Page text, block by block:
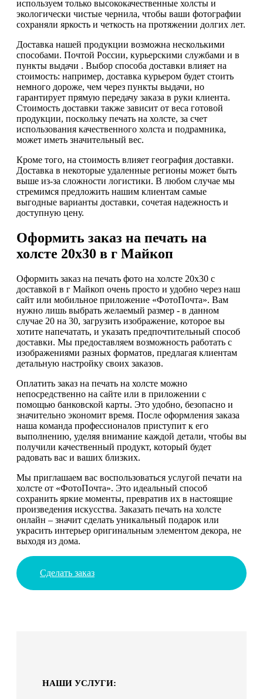
используем только высококачественные холсты и
экологически чистые чернила, чтобы ваши фотографии
сохраняли яркость и четкость на протяжении долгих лет.
Доставка нашей продукции возможна несколькими
способами. Почтой России, курьерскими службами и в
пункты выдачи . Выбор способа доставки влияет на
стоимость: например, доставка курьером будет стоить
немного дороже, чем через пункты выдачи, но
гарантирует прямую передачу заказа в руки клиента.
Стоимость доставки также зависит от веса готовой
продукции, поскольку печать на холсте, за счет
использования качественного холста и подрамника,
может иметь значительный вес.
Кроме того, на стоимость влияет география доставки.
Доставка в некоторые удаленные регионы может быть
выше из-за сложности логистики. В любом случае мы
стремимся предложить нашим клиентам самые
выгодные варианты доставки, сочетая надежность и
доступную цену.
Оформить заказ на печать на
холсте 20х30 в г Майкоп
Оформить заказ на печать фото на холсте 20х30 с
доставкой в г Майкоп очень просто и удобно через наш
сайт или мобильное приложение «ФотоПочта». Вам
нужно лишь выбрать желаемый размер - в данном
случае 20 на 30, загрузить изображение, которое вы
хотите напечатать, и указать предпочтительный способ
доставки. Мы предоставляем возможность работать с
изображениями разных форматов, предлагая клиентам
детальную настройку своих заказов.
Оплатить заказ на печать на холсте можно
непосредственно на сайте или в приложении с
помощью банковской карты. Это удобно, безопасно и
значительно экономит время. После оформления заказа
наша команда профессионалов приступит к его
выполнению, уделяя внимание каждой детали, чтобы вы
получили качественный продукт, который будет
радовать вас и ваших близких.
Мы приглашаем вас воспользоваться услугой печати на
холсте от «ФотоПочта». Это идеальный способ
сохранить яркие моменты, превратив их в настоящие
произведения искусства. Заказать печать на холсте
онлайн – значит сделать уникальный подарок или
украсить интерьер оригинальным элементом декора, не
выходя из дома.
Сделать заказ
НАШИ УСЛУГИ: